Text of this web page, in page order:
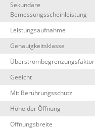
Sekundäre
Bemessungsscheinleistung
Leistungsaufnahme
Genauigkeitsklasse
Überstrombegrenzungsfaktor
Geeicht
Mit Berührungsschutz
Höhe der Öffnung
Öffnungsbreite